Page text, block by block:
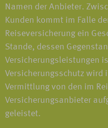
Namen der Anbieter.
Kunden kommt im Falle
Reiseversicherung ein
Stande, dessen
Versicherungsleistungen
Versicherungsschutz wird
Vermittlung von den im
Versicherungsanbieter
geleistet.